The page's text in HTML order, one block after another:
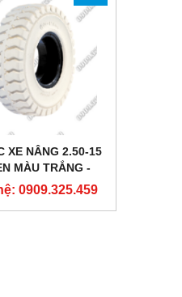
XE NÂNG 2.50-15
MÀU TRẮNG -
VIỆT NAM
0909.325.459